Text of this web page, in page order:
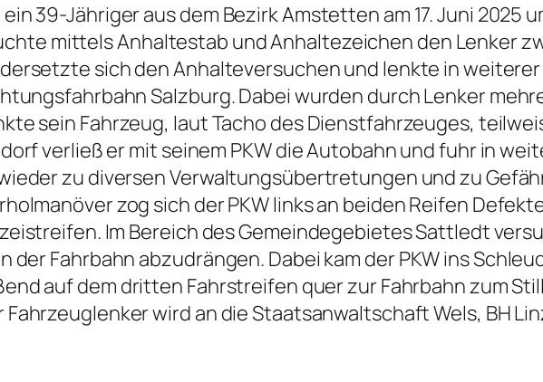
39-Jähriger aus dem Bezirk Amstetten am 17. Juni 2025
mittels Anhaltestab und Anhaltezeichen den Lenker
sich den Anhalteversuchen und lenkte in weiterer
Salzburg. Dabei wurden durch Lenker
sein Fahrzeug, laut Tacho des Dienstfahrzeuges,
verließ er mit seinem PKW die Autobahn und fuhr in
zu diversen Verwaltungsübertretungen und zu
zog sich der PKW links an beiden Reifen
Im Bereich des Gemeindegebietes Sattledt
der Fahrbahn abzudrängen. Dabei kam der PKW ins
auf dem dritten Fahrstreifen quer zur Fahrbahn zum
wird an die Staatsanwaltschaft Wels, BH